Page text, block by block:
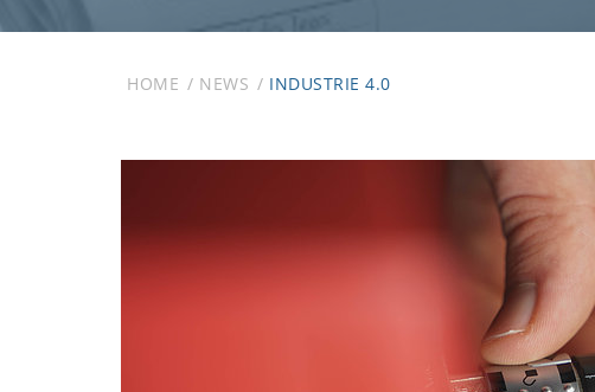
HOME NEWS INDUSTRIE 4.0